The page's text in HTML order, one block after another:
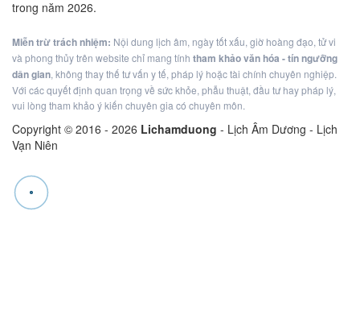
trong năm 2026.
Miễn trừ trách nhiệm: Nội dung lịch âm, ngày tốt xấu, giờ hoàng đạo, tử vi
và phong thủy trên website chỉ mang tính tham khảo văn hóa - tín ngưỡng
dân gian, không thay thế tư vấn y tế, pháp lý hoặc tài chính chuyên nghiệp.
Với các quyết định quan trọng về sức khỏe, phẫu thuật, đầu tư hay pháp lý,
vui lòng tham khảo ý kiến chuyên gia có chuyên môn.
Copyright © 2016 - 2026 Lichamduong - Lịch Âm Dương - Lịch
Vạn Niên